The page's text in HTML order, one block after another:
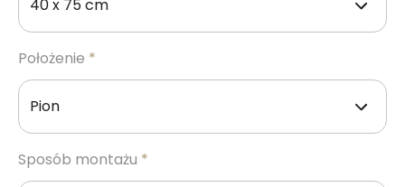
Położenie *
Sposób montażu *